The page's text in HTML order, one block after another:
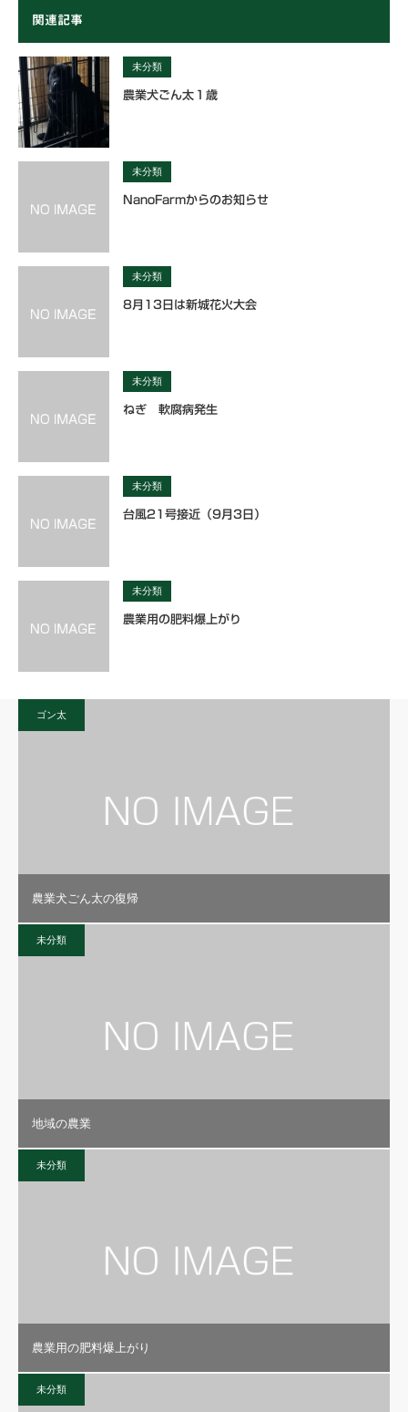
関連記事
未分類
農業犬ごん太１歳
未分類
NanoFarmからのお知らせ
未分類
8月13日は新城花火大会
未分類
ねぎ 軟腐病発生
未分類
台風21号接近（9月3日）
未分類
農業用の肥料爆上がり
ゴン太
農業犬ごん太の復帰
未分類
地域の農業
未分類
農業用の肥料爆上がり
未分類